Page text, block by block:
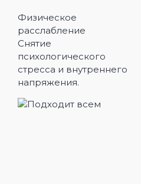
Физическое
расслабление
Снятие
психологического
стресса и внутреннего
напряжения.